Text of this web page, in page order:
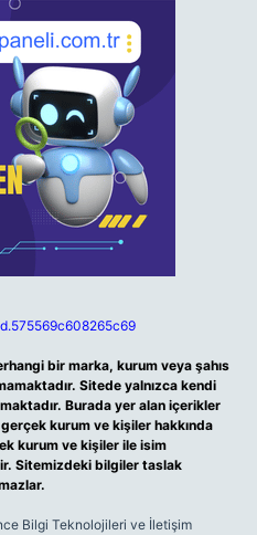
bir marka, kurum veya şahıs
Sitede yalnızca kendi
Burada yer alan içerikler
kurum ve kişiler hakkında
kurum ve kişiler ile isim
Sitemizdeki bilgiler taslak
Bilgi Teknolojileri ve İletişim